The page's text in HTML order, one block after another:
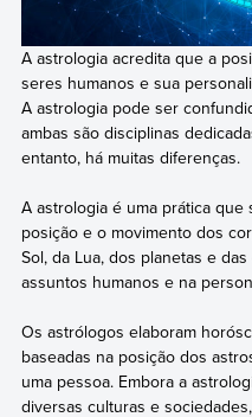
A astrologia acredita que a
seres humanos e sua
A astrologia pode ser
ambas são disciplinas
entanto, há muitas diferenças.
A astrologia é uma prática
posição e o movimento dos
Sol, da Lua, dos planetas e
assuntos humanos e na
Os astrólogos elaboram
baseadas na posição dos
uma pessoa. Embora a
diversas culturas e